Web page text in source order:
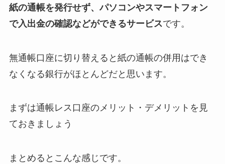
紙の通帳を発行せず、パソコンやスマートフォン
で入出金の確認などができるサービスです。
無通帳口座に切り替えると紙の通帳の併用はでき
なくなる銀行がほとんどだと思います。
まずは通帳レス口座のメリット・デメリットを見
ておきましょう
まとめるとこんな感じです。